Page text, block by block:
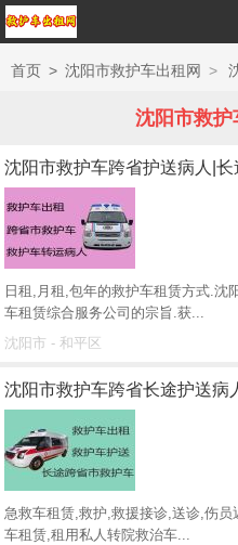
首页 > 沈阳市救护车出租网 >
沈阳市救
沈阳市救护车跨省护送病人|
日租,月租,包年的救护车租赁方式.沈
车租赁综合服务公司的宗旨.获...
沈阳市 - 和平区
沈阳市救护车跨省长途护送病
急救车租赁,救护,救援接诊,送诊,伤
车租赁,租用私人转院救治车...